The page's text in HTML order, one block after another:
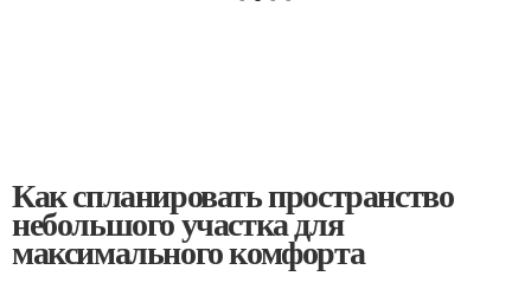
Как спланировать пространство
небольшого участка для
максимального комфорта